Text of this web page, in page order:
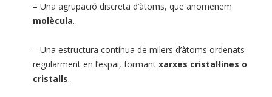
– Una agrupació discreta d’àtoms, que anomenem
molècula.
– Una estructura contínua de milers d’àtoms ordenats
regularment en l’espai, formant xarxes cristal·lines o
cristalls.